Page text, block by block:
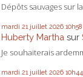
Dépôts sauvages sur
mardi 21 juillet 2026 10h58
Huberty Martha sur
Je souhaiterais
mardi 21 juillet 2026 10h44